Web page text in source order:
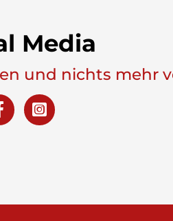
Media
und nichts mehr